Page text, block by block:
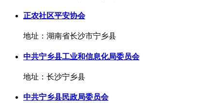
正农社区平安协会
地址：湖南省长沙市宁乡县
中共宁乡县工业和信息化局委员会
地址：长沙宁乡县
中共宁乡县民政局委员会